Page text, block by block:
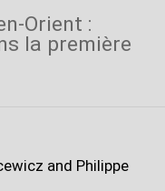
Orient :
la première
and Philippe